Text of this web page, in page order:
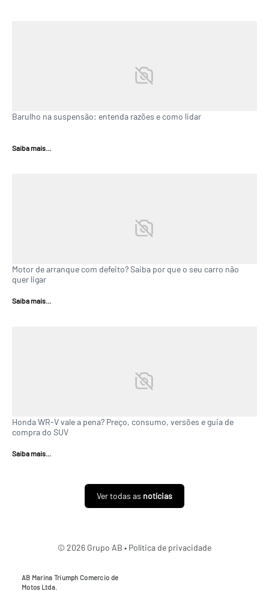
Barulho na suspensão: entenda razões e como lidar
Saiba mais...
Motor de arranque com defeito? Saiba por que o seu carro não
quer ligar
Saiba mais...
Honda WR-V vale a pena? Preço, consumo, versões e guia de
compra do SUV
Saiba mais...
Ver todas as notícias
© 2026 Grupo AB • Política de privacidade
AB Marina Triumph Comercio de
Motos Ltda.